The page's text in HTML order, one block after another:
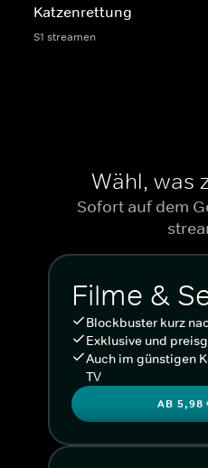
Katzenrettung
S1 streamen
Wähl, was
Sofort auf dem
Filme &
Blockbuster kurz
Exklusive und
Auch im günstigen
TV
AB 5,98